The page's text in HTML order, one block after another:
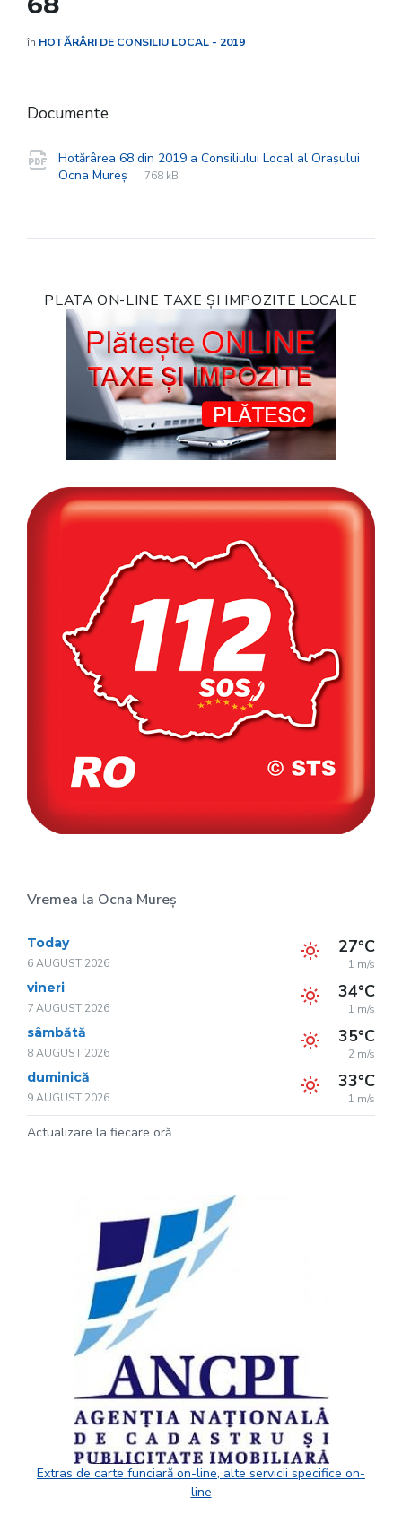
în HOTĂRÂRI DE CONSILIU LOCAL - 2019
Documente
Hotărârea 68 din 2019 a Consiliului Local al Orașului
Ocna Mureș
File
pdf
File
768 kB
PLATA ON-LINE TAXE ȘI IMPOZITE LOCALE
Vremea la Ocna Mureș
Today
6 AUGUST 2026
27°C
1 m/s
vineri
7 AUGUST 2026
34°C
1 m/s
sâmbătă
8 AUGUST 2026
35°C
2 m/s
duminică
9 AUGUST 2026
33°C
1 m/s
Actualizare la fiecare oră.
Extras de carte funciară on-line, alte servicii specifice on-
line